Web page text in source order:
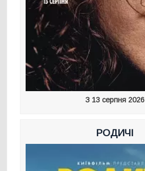
З 13 серпня 2026
РОДИЧІ